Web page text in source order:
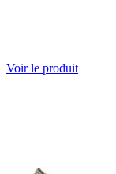
Voir le produit